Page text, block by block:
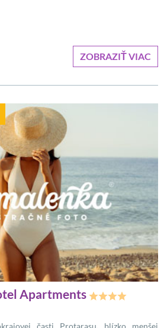
ZOBRAZIŤ VIAC
Apartments
časti Protarasu, blízko menšej